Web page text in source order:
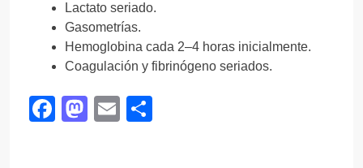
Lactato seriado.
Gasometrías.
Hemoglobina cada 2–4 horas inicialmente.
Coagulación y fibrinógeno seriados.
Facebook
Mastodon
Email